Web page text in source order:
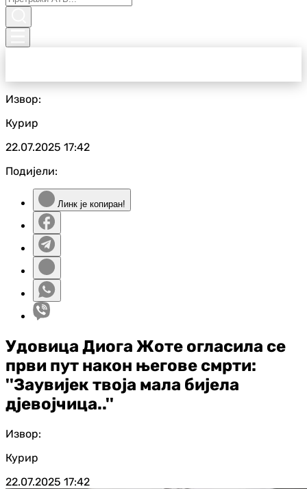
Извор:
Курир
22.07.2025 17:42
Подијели:
Линк је копиран!
Удовица Диога Жоте огласила се
први пут након његове смрти:
''Заувијек твоја мала бијела
дјевојчица..''
Извор:
Курир
22.07.2025 17:42